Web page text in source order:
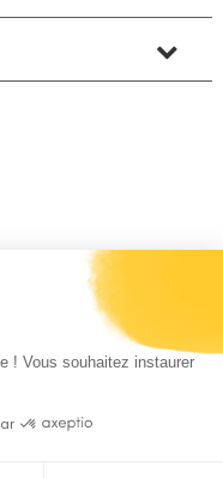
! Vous souhaitez instaurer
de vente
Plan du site
droits réservés